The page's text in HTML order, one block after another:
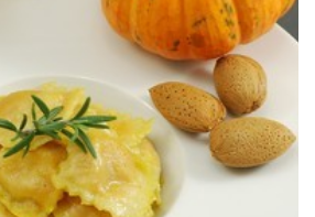
CALABAZA Y GALLETAS
AMARGA (Ravioli di
& Amaretti)
otoñales, dan trabajo pero el resultado
merece la pena.